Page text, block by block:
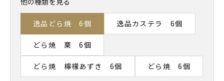
逸品どら焼 6個 逸品カステラ 6個
どら焼 栗 6個
どら焼 檸檬あずき 6個 どら焼 6個